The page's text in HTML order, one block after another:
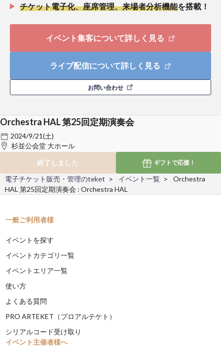
チケット電子化、座席管理、来場者分析機能を搭載！
イベント集客について詳しく見る
ライブ配信について詳しく見る
お問い合わせ
Orchestra HAL 第25回定期演奏会
2024/9/21(土)
杉並公会堂 大ホール
終了しました
ギフトで応援！
電子チケット販売・管理のteket イベント一覧
Orchestra
HAL 第25回定期演奏会 : Orchestra HAL
一般ご利用者様
イベントを探す
イベントカテゴリ一覧
イベントエリア一覧
使い方
よくある質問
PRO ARTEKET（プロアルテケト）
シリアルコード受け取り
イベント主催者様へ